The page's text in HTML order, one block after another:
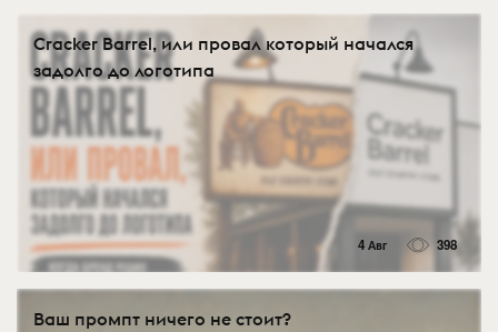
Cracker Barrel, или провал который начался
задолго до логотипа
4 Авг 398
Ваш промпт ничего не стоит?